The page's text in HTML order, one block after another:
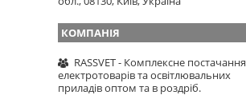
RASSVET - Комплексне постачання
електротоварів та освітлювальних
приладів оптом та в роздріб.